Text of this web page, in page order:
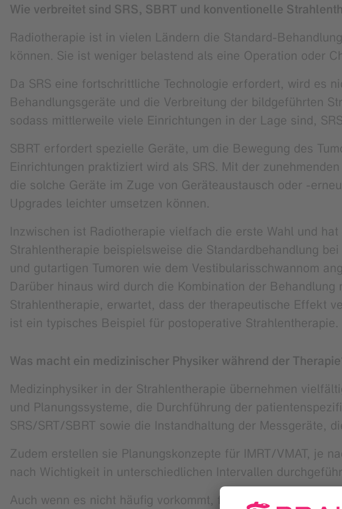
Wie verbreitet sind SRS, SBRT und konventionelle
Radiotherapie ist in vielen Ländern die Standard-
können. Sie ist weniger belastend als eine Operation oder
Da SRS eine fortschrittliche Technologie erfordert, wird es
Behandlungsgeräte und die Verbreitung der bildgeführten
sodass mittlerweile viele Einrichtungen in der Lage sind,
SBRT erfordert spezielle Geräte, um die Bewegung des
Einrichtungen praktiziert wird als SRS. Mit der
die solche Geräte im Zuge von Geräteaustausch oder -
Upgrades leichter umsetzen können.
Inzwischen ist Radiotherapie vielfach die erste Wahl und
Strahlentherapie beispielsweise die Standardbehandlung
und gutartigen Tumoren wie dem Vestibularisschwannom
Darüber hinaus wird durch die Kombination der
Strahlentherapie, erwartet, dass der therapeutische Effekt
ist ein typisches Beispiel für postoperative Strahlentherapie.
Was macht ein medizinischer Physiker während der
Medizinphysiker in der Strahlentherapie übernehmen
und Planungssysteme, die Durchführung der
SRS/SRT/SBRT sowie die Instandhaltung der Messgeräte,
Zudem erstellen sie Planungskonzepte für IMRT/VMAT, je
nach Wichtigkeit in unterschiedlichen Intervallen
Auch wenn es nicht häufig vorkommt, führen